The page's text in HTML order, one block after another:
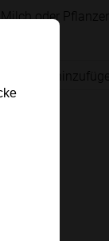
Milch oder